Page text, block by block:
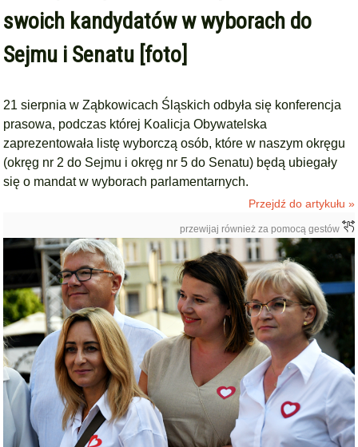
swoich kandydatów w wyborach do
Sejmu i Senatu [foto]
21 sierpnia w Ząbkowicach Śląskich odbyła się konferencja
prasowa, podczas której Koalicja Obywatelska
zaprezentowała listę wyborczą osób, które w naszym okręgu
(okręg nr 2 do Sejmu i okręg nr 5 do Senatu) będą ubiegały
się o mandat w wyborach parlamentarnych.
Przejdź do artykułu »
przewijaj również za pomocą gestów